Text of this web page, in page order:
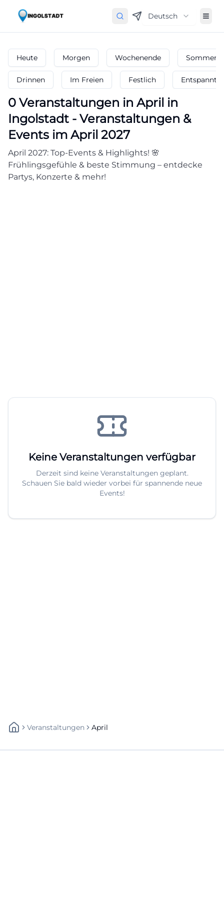
Deutsch
Heute Morgen Wochenende
Drinnen Im Freien Festlich Entspannt
0 Veranstaltungen in April in
Ingolstadt - Veranstaltungen &
Events im April 2027
April 2027: Top-Events & Highlights! 🌸
Frühlingsgefühle & beste Stimmung – entdecke
Partys, Konzerte & mehr!
Keine Veranstaltungen verfügbar
Derzeit sind keine Veranstaltungen geplant.
Schauen Sie bald wieder vorbei für spannende neue
Events!
Veranstaltungen April